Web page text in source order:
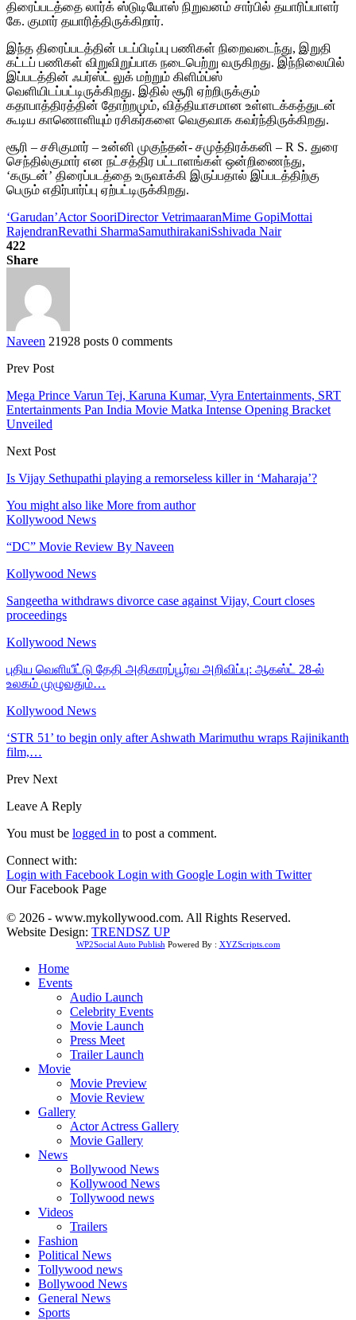
திரைப்படத்தை லார்க் ஸ்டுடியோஸ் நிறுவனம் சார்பில் தயாரிப்பாளர்
கே. குமார் தயாரித்திருக்கிறார்.
இந்த திரைப்படத்தின் படப்பிடிப்பு பணிகள் நிறைவடைந்து, இறுதி
கட்டப் பணிகள் விறுவிறுப்பாக நடைபெற்று வருகிறது. இந்நிலையில்
இப்படத்தின் ஃபர்ஸ்ட் லுக் மற்றும் கிளிம்ப்ஸ்
வெளியிடப்பட்டிருக்கிறது. இதில் சூரி ஏற்றிருக்கும்
கதாபாத்திரத்தின் தோற்றமும், வித்தியாசமான உள்ளடக்கத்துடன்
கூடிய காணொளியும் ரசிகர்களை வெகுவாக கவர்ந்திருக்கிறது.
சூரி – சசிகுமார் – உன்னி முகுந்தன்- சமுத்திரக்கனி – R S. துரை
செந்தில்குமார் என நட்சத்திர பட்டாளங்கள் ஒன்றிணைந்து,
‘கருடன்’ திரைப்படத்தை உருவாக்கி இருப்பதால் இப்படத்திற்கு
பெரும் எதிர்பார்ப்பு ஏற்பட்டிருக்கிறது.
‘Garudan’Actor SooriDirector VetrimaaranMime GopiMottai
RajendranRevathi SharmaSamuthirakaniSshivada Nair
422
Share
Naveen 21928 posts 0 comments
Prev Post
Mega Prince Varun Tej, Karuna Kumar, Vyra Entertainments, SRT
Entertainments Pan India Movie Matka Intense Opening Bracket
Unveiled
Next Post
Is Vijay Sethupathi playing a remorseless killer in ‘Maharaja’?
You might also like More from author
Kollywood News
“DC” Movie Review By Naveen
Kollywood News
Sangeetha withdraws divorce case against Vijay, Court closes
proceedings
Kollywood News
புதிய வெளியீட்டு தேதி அதிகாரப்பூர்வ அறிவிப்பு: ஆகஸ்ட் 28-ல்
உலகம் முழுவதும்…
Kollywood News
‘STR 51’ to begin only after Ashwath Marimuthu wraps Rajinikanth
film,…
Prev Next
Leave A Reply
You must be logged in to post a comment.
Connect with:
Login with Facebook Login with Google Login with Twitter
Our Facebook Page
© 2026 - www.mykollywood.com. All Rights Reserved.
Website Design: TRENDSZ UP
WP2Social Auto Publish Powered By : XYZScripts.com
Home
Events
Audio Launch
Celebrity Events
Movie Launch
Press Meet
Trailer Launch
Movie
Movie Preview
Movie Review
Gallery
Actor Actress Gallery
Movie Gallery
News
Bollywood News
Kollywood News
Tollywood news
Videos
Trailers
Fashion
Political News
Tollywood news
Bollywood News
General News
Sports